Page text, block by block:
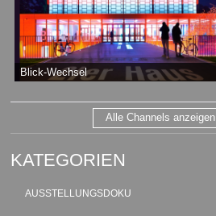
Blick-Wechsel
Alle Channels anzeigen
KATEGORIEN
AUSSTELLUNGSDOKU